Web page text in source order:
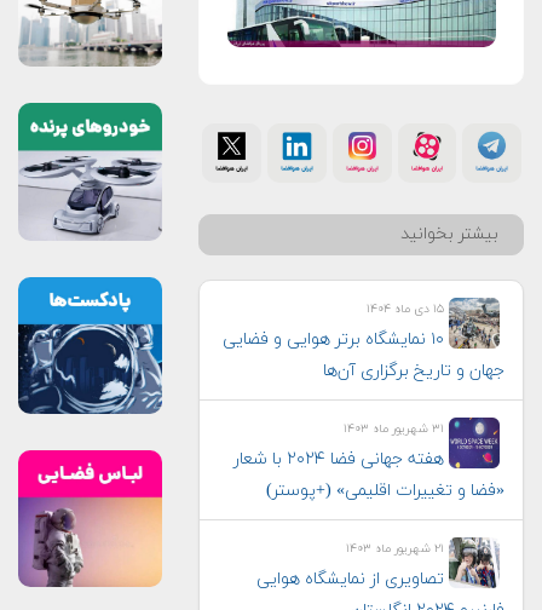
بیشتر بخوانید
۱۵ دی ماه ۱۴۰۴
۱۰ نمایشگاه برتر هوایی و فضایی
جهان و تاریخ برگزاری آن‌ها
۳۱ شهریور ماه ۱۴۰۳
هفته جهانی فضا ۲۰۲۴ با شعار
«فضا و تغییرات اقلیمی» (+پوستر)
۲۱ شهریور ماه ۱۴۰۳
تصاویری از نمایشگاه هوایی